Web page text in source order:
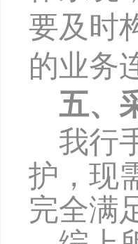
要及时
的业务
五、
我行
护，现
完全满